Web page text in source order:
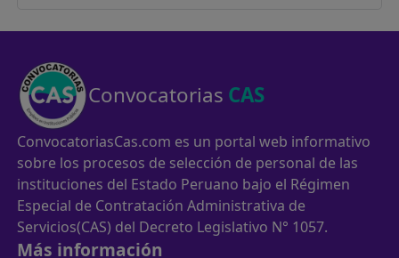
Convocatorias CAS
ConvocatoriasCas.com es un portal web informativo
sobre los procesos de selección de personal de las
instituciones del Estado Peruano bajo el Régimen
Especial de Contratación Administrativa de
Servicios(CAS) del Decreto Legislativo N° 1057.
Más información